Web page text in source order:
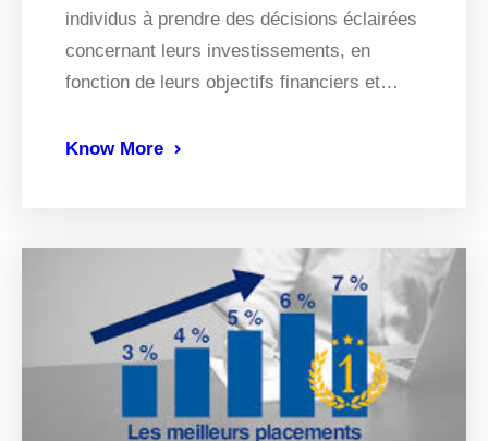
individus à prendre des décisions éclairées
concernant leurs investissements, en
fonction de leurs objectifs financiers et…
Know More